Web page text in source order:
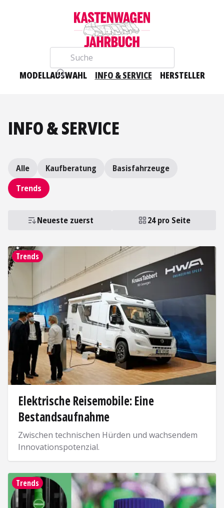
Suche
MODELLAUSWAHL INFO & SERVICE HERSTELLER
INFO & SERVICE
Alle Kaufberatung
Basisfahrzeuge
Trends
Neueste zuerst 24 pro Seite
Elektrische Reisemobile: Eine
Bestandsaufnahme
Zwischen technischen Hürden und wachsendem
Innovationspotenzial.
Trends
Lesen
Trends
Lesen